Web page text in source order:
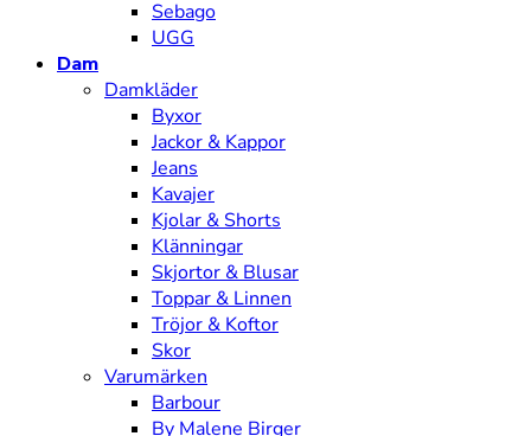
Sebago
UGG
Dam
Damkläder
Byxor
Jackor & Kappor
Jeans
Kavajer
Kjolar & Shorts
Klänningar
Skjortor & Blusar
Toppar & Linnen
Tröjor & Koftor
Skor
Varumärken
Barbour
By Malene Birger